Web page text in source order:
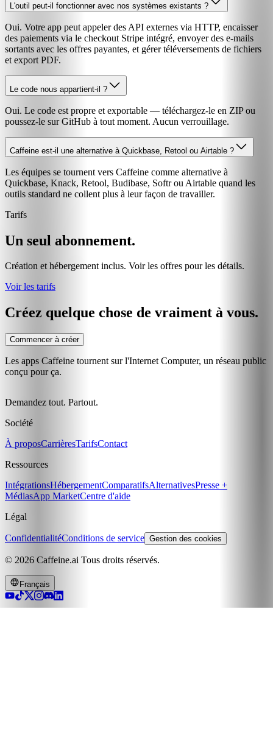
L'outil peut-il fonctionner avec nos systèmes existants ?
Oui. Votre app peut appeler des API externes via HTTP, encaisser
des paiements via le checkout Stripe intégré, envoyer des e-mails
sortants avec les offres payantes, et gérer téléversements de fichiers
et export PDF.
Le code nous appartient-il ?
Oui. Le code est propre et exportable — téléchargez-le en ZIP ou
poussez-le sur GitHub à tout moment. Aucun verrouillage.
Caffeine est-il une alternative à Quickbase, Retool ou Airtable ?
Les équipes se tournent vers Caffeine comme alternative à
Quickbase, Knack, Retool, Budibase, Softr ou Airtable quand les
outils standard ne collent plus à leur façon de travailler.
Tarifs
Un seul abonnement.
Création et hébergement inclus. Voir les offres pour les détails.
Voir les tarifs
Créez quelque chose de vraiment à vous.
Commencer à créer
Les apps Caffeine tournent sur l'Internet Computer, un réseau public
conçu pour ça.
Demandez tout. Partout.
Société
À proposCarrièresTarifsContact
Ressources
IntégrationsHébergementComparatifsAlternativesPresse +
MédiasApp MarketCentre d'aide
Légal
ConfidentialitéConditions de service Gestion des cookies
© 2026 Caffeine.ai Tous droits réservés.
Français